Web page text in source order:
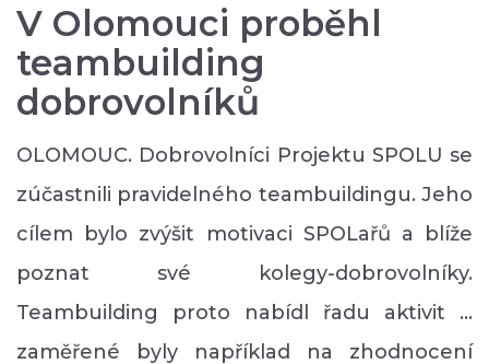
V Olomouci proběhl
teambuilding
dobrovolníků
OLOMOUC. Dobrovolníci Projektu SPOLU se
zúčastnili pravidelného teambuildingu. Jeho
cílem bylo zvýšit motivaci SPOLařů a blíže
poznat své kolegy-dobrovolníky.
Teambuilding proto nabídl řadu aktivit ...
zaměřené byly například na zhodnocení